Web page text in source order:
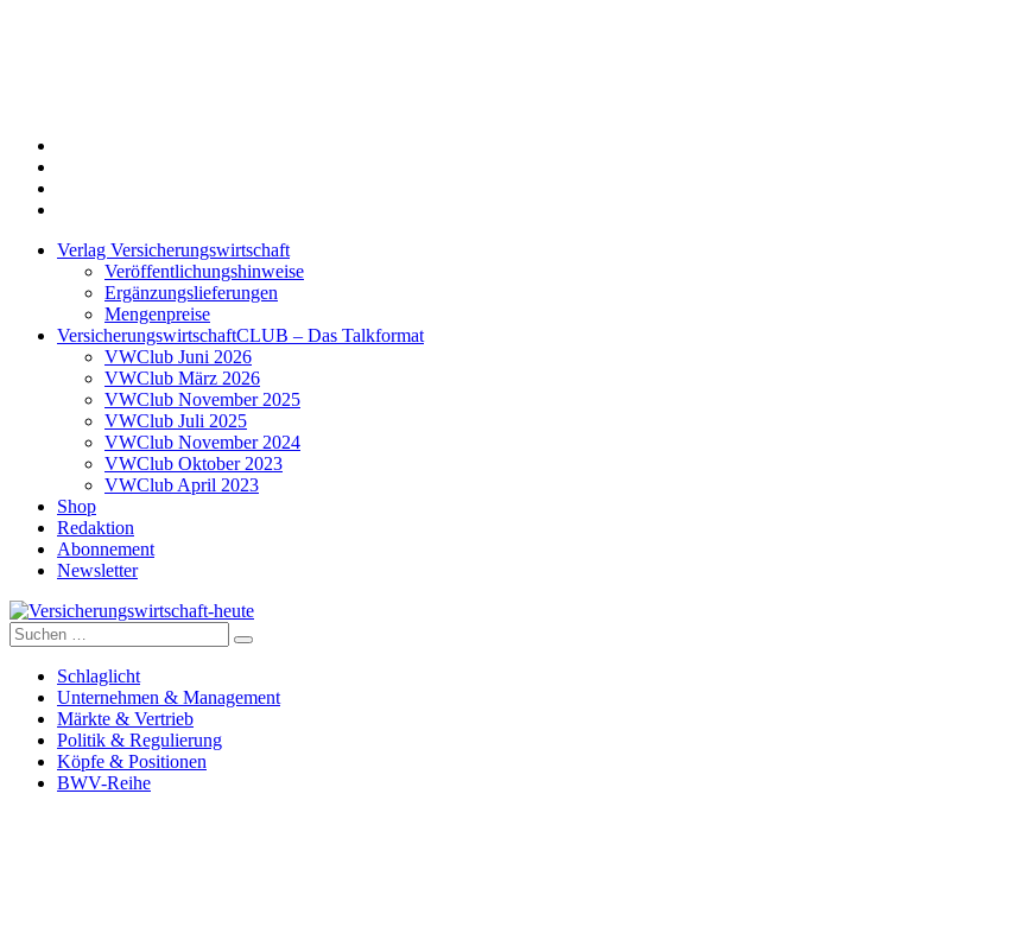
Verlag Versicherungswirtschaft
Veröffentlichungshinweise
Ergänzungslieferungen
Mengenpreise
VersicherungswirtschaftCLUB – Das Talkformat
VWClub Juni 2026
VWClub März 2026
VWClub November 2025
VWClub Juli 2025
VWClub November 2024
VWClub Oktober 2023
VWClub April 2023
Shop
Redaktion
Abonnement
Newsletter
Versicherungswirtschaft-heute
Suche
nach:
Schlaglicht
Unternehmen & Management
Märkte & Vertrieb
Politik & Regulierung
Köpfe & Positionen
BWV-Reihe